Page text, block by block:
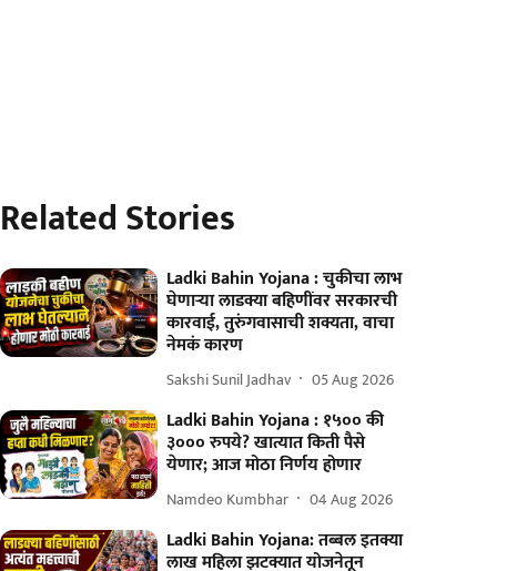
Related Stories
Ladki Bahin Yojana : चुकीचा लाभ
घेणार्‍या लाडक्या बहि‍णींवर सरकारची
कारवाई, तुरुंगवासाची शक्यता, वाचा
नेमकं कारण
Sakshi Sunil Jadhav 05 Aug 2026
Ladki Bahin Yojana : १५०० की
३००० रुपये? खात्यात किती पैसे
येणार; आज मोठा निर्णय होणार
Namdeo Kumbhar 04 Aug 2026
Ladki Bahin Yojana: तब्बल इतक्या
लाख महिला झटक्यात योजनेतून